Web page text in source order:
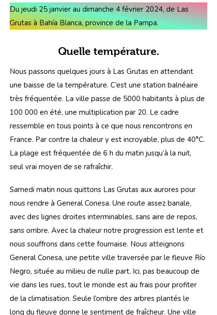
Du jeudi 25 janvier au dimanche 4 février 2024, de Las
Grutas à Bahía Blanca, province de la Pampa.
Quelle température.
Nous passons quelques jours à Las Grutas en attendant
une baisse de la température. C’est une station balnéaire
très fréquentée. La ville passe de 5000 habitants à plus de
100 000 en été, une multiplication par 20. Le cadre
ressemble en tous points à ce que nous rencontrons en
France. Par contre la chaleur y est incroyable, plus de 40°C.
La plage est fréquentée de 6 h du matin jusqu’à la nuit,
seul vrai moyen de se rafraîchir.
Samedi matin nous quittons Las Grutas aux aurores pour
nous rendre à General Conesa. Une route assez banale,
avec des lignes droites interminables, sans aire de repos,
sans ombre. Avec la chaleur notre progression est lente et
nous souffrons dans cette fournaise. Nous atteignons
General Conesa, une petite ville traversée par le fleuve Río
Negro, située au milieu de nulle part. Ici, pas beaucoup de
vie dans les rues, tout le monde est au frais pour profiter
de la climatisation. Seule l’ombre des arbres plantés le
long du fleuve donne le sentiment de fraîcheur. Une ville